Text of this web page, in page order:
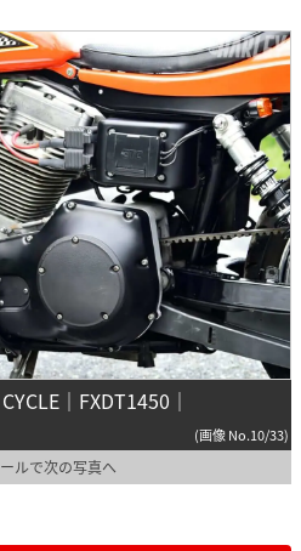
｜FXDT1450｜
(画像 No.10/33)
ルで次の写真へ